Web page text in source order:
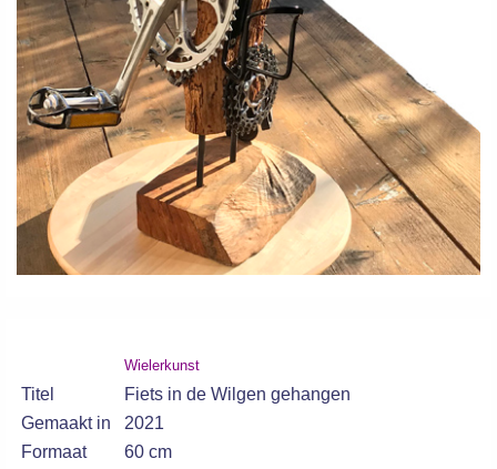
Wielerkunst
Titel
Fiets in de Wilgen gehangen
Gemaakt in
2021
Formaat
60 cm